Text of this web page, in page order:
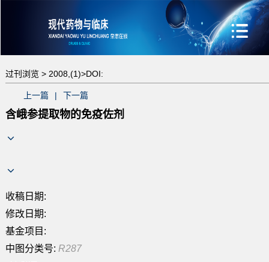
过刊浏览 > 2008,(1)>DOI:
上一篇 | 下一篇
含峨参提取物的免疫佐剂
收稿日期:
修改日期:
基金项目:
中图分类号: R287